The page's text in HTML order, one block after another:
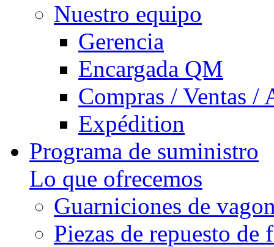
Nuestro equipo
Gerencia
Encargada QM
Compras / Ventas /
Expédition
Programa de suministro
Lo que ofrecemos
Guarniciones de
Piezas de repuesto de